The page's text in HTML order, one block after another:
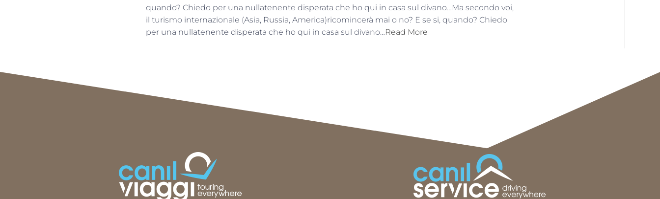
quando? Chiedo per una nullatenente disperata che ho qui in casa sul divano…Ma secondo voi,
il turismo internazionale (Asia, Russia, America)ricomincerà mai o no? E se si, quando? Chiedo
per una nullatenente disperata che ho qui in casa sul divano…Read More